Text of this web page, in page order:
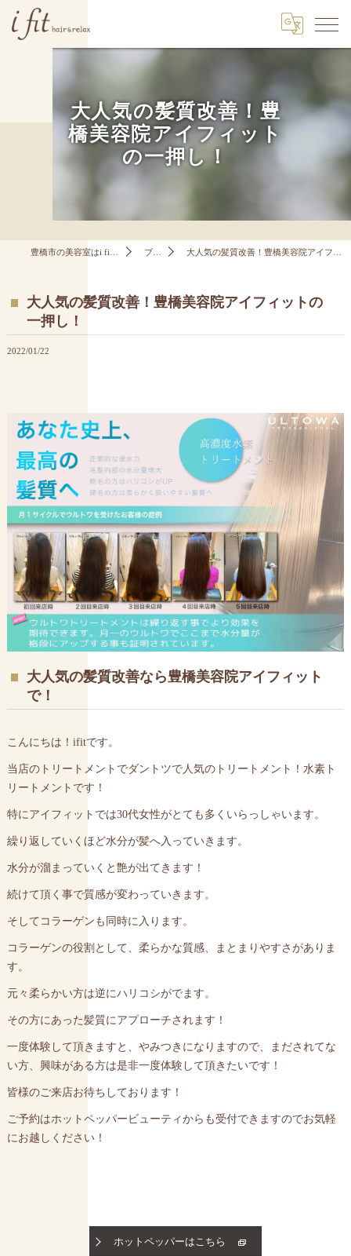
大人気の髪質改善！豊
橋美容院アイフィット
の一押し！
ブログ 大人気の髪質改善！豊橋美容院アイフィットの一押し！
大人気の髪質改善！豊橋美容院アイフィットの
一押し！
2022/01/22
大人気の髪質改善なら豊橋美容院アイフィット
で！
こんにちは！ifitです。
当店のトリートメントでダントツで人気のトリートメント！水素ト
リートメントです！
特にアイフィットでは30代女性がとても多くいらっしゃいます。
繰り返していくほど水分が髪へ入っていきます。
水分が溜まっていくと艶が出てきます！
続けて頂く事で質感が変わっていきます。
そしてコラーゲンも同時に入ります。
コラーゲンの役割として、柔らかな質感、まとまりやすさがありま
す。
元々柔らかい方は逆にハリコシがでます。
その方にあった髪質にアプローチされます！
一度体験して頂きますと、やみつきになりますので、まだされてな
い方、興味がある方は是非一度体験して頂きたいです！
皆様のご来店お待ちしております！
ご予約はホットペッパービューティからも受付できますのでお気軽
にお越しください！
ホットペッパーはこちら